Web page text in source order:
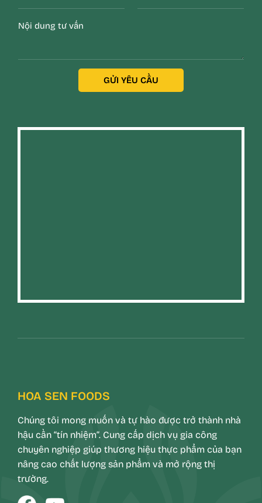
Nội dung tư vấn
GỬI YÊU CẦU
HOA SEN FOODS
Chúng tôi mong muốn và tự hào được trở thành nhà
hậu cần “tín nhiệm”. Cung cấp dịch vụ gia công
chuyên nghiệp giúp thương hiệu thực phẩm của bạn
nâng cao chất lượng sản phẩm và mở rộng thị
trường.